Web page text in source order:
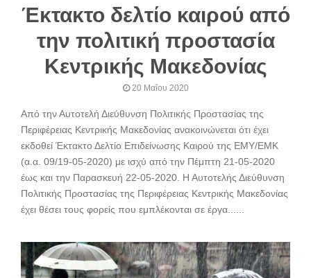
Έκτακτο δελτίο καιρού από
την πολιτική προστασία
Κεντρικής Μακεδονίας
20 Μαΐου 2020
Από την Αυτοτελή Διεύθυνση Πολιτικής Προστασίας της
Περιφέρειας Κεντρικής Μακεδονίας ανακοινώνεται ότι έχει
εκδοθεί Έκτακτο Δελτίο Επιδείνωσης Καιρού της ΕΜΥ/ΕΜΚ
(α.α. 09/19-05-2020) με ισχύ από την Πέμπτη 21-05-2020
έως και την Παρασκευή 22-05-2020. Η Αυτοτελής Διεύθυνση
Πολιτικής Προστασίας της Περιφέρειας Κεντρικής Μακεδονίας
έχει θέσει τους φορείς που εμπλέκονται σε έργα......